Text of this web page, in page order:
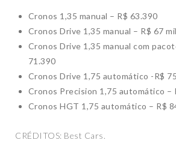
Cronos 1,35 manual – R$ 63.390
Cronos Drive 1,35 manual – R$ 67 mil
Cronos Drive 1,35 manual com
71.390
Cronos Drive 1,75 automático -R$
Cronos Precision 1,75 automático –
Cronos HGT 1,75 automático – R$
CRÉDITOS: Best Cars.